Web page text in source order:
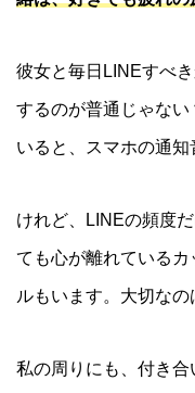
彼女と毎日LINEすべ
するのが普通じゃな
いると、スマホの通知
けれど、LINEの頻度
ても心が離れている
ルもいます。大切なの
私の周りにも、付き